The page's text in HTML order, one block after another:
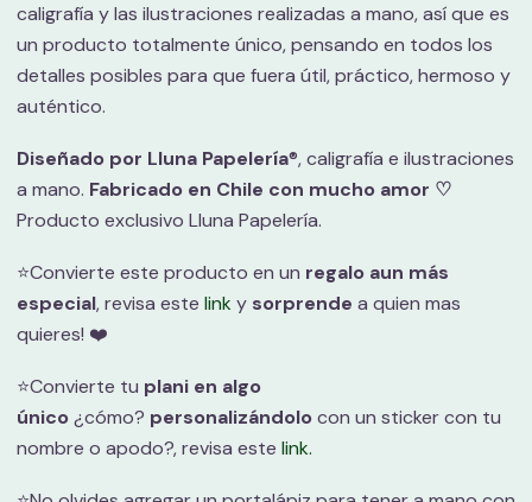
caligrafía y las ilustraciones realizadas a mano, así que es
un producto totalmente único, pensando en todos los
detalles posibles para que fuera útil, práctico, hermoso y
auténtico.
Diseñado por Lluna Papelería®, caligrafía e ilustraciones
a mano. Fabricado en Chile con mucho amor ♡
Producto exclusivo Lluna Papelería.
⭐️Convierte este producto en un regalo aun más
especial, revisa este link y sorprende a quien mas
quieres! ❤️
⭐️Convierte tu plani en algo
único¿cómo? personalizándolocon un sticker con tu
nombre o apodo?, revisa este link.